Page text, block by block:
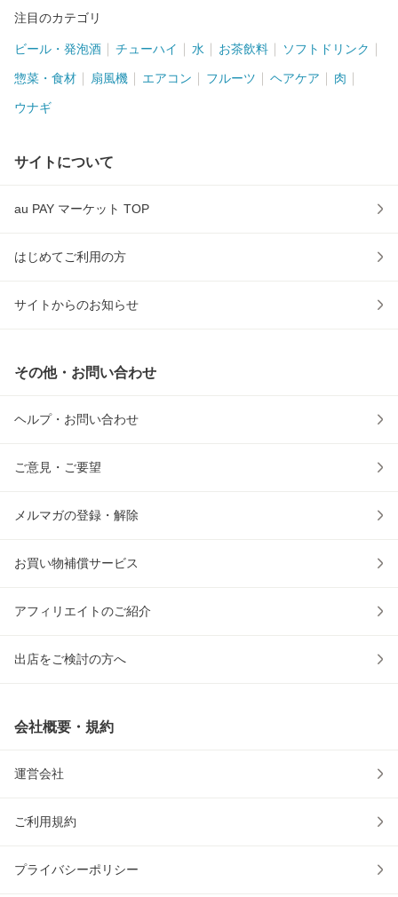
注目のカテゴリ
ビール・発泡酒 チューハイ 水 お茶飲料 ソフトドリンク
惣菜・食材 扇風機 エアコン フルーツ ヘアケア 肉
ウナギ
サイトについて
au PAY マーケット TOP
はじめてご利用の方
サイトからのお知らせ
その他・お問い合わせ
ヘルプ・お問い合わせ
ご意見・ご要望
メルマガの登録・解除
お買い物補償サービス
アフィリエイトのご紹介
出店をご検討の方へ
会社概要・規約
運営会社
ご利用規約
プライバシーポリシー